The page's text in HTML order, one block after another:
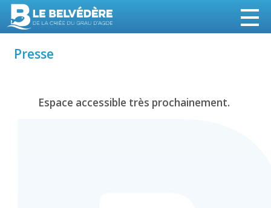
Presse
Espace accessible très prochainement.